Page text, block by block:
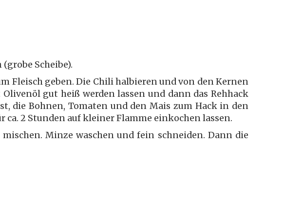
Scheibe).
Fleisch geben. Die Chili halbieren und von den Kernen
gut heiß werden lassen und dann das Rehhack
die Bohnen, Tomaten und den Mais zum Hack in den
2 Stunden auf kleiner Flamme einkochen lassen.
Minze waschen und fein schneiden. Dann die